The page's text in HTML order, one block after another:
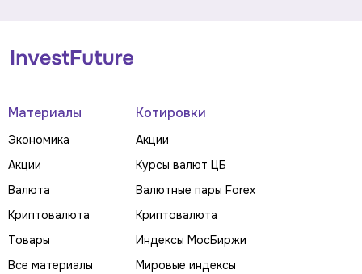
Материалы
Экономика
Акции
Валюта
Криптовалюта
Товары
Все материалы
Котировки
Акции
Курсы валют ЦБ
Валютные пары Forex
Криптовалюта
Индексы МосБиржи
Мировые индексы